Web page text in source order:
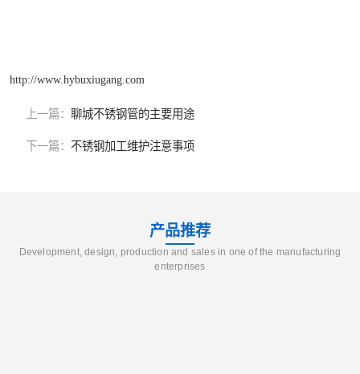
http://www.hybuxiugang.com
上一篇： 聊城不锈钢管的主要用途
下一篇： 不锈钢加工维护注意事项
产品推荐
Development, design, production and sales in one of the manufacturing
enterprises